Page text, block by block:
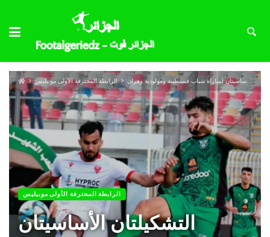
الرابطة المحترفة الأولى موبيليس التشكيلتان الأساسيتان لمباراة شباب قسنطينة ومولودية وهران
الرابطة المحترفة الأولى موبيليس
التشكيلتان الأساسيتان